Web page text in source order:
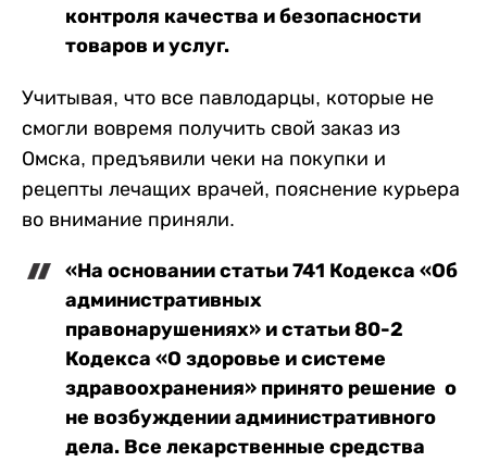
контроля качества и безопасности
товаров и услуг.
Учитывая, что все павлодарцы, которые не
смогли вовремя получить свой заказ из
Омска, предъявили чеки на покупки и
рецепты лечащих врачей, пояснение курьера
во внимание приняли.
«На основании статьи 741 Кодекса «Об
административных
правонарушениях» и статьи 80-2
Кодекса «О здоровье и системе
здравоохранения» принято решение о
не возбуждении административного
дела. Все лекарственные средства